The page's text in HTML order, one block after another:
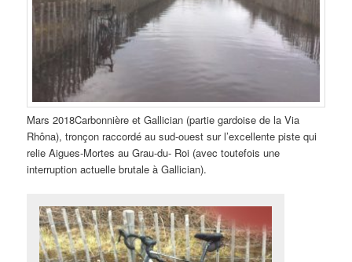
Mars 2018Carbonnière et Gallician (partie gardoise de la Via
Rhôna), tronçon raccordé au sud-ouest sur l’excellente piste qui
relie Aigues-Mortes au Grau-du- Roi (avec toutefois une
interruption actuelle brutale à Gallician).